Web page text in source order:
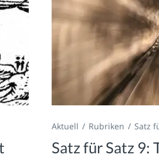
Aktuell Rubriken Satz
Satz für Satz 9: